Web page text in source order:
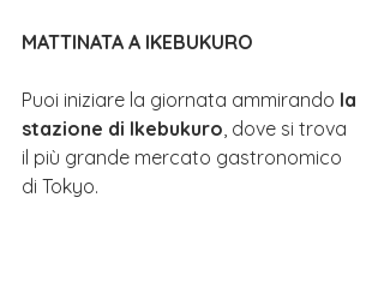
MATTINATA A IKEBUKURO
Puoi iniziare la giornata ammirando la
stazione di Ikebukuro, dove si trova
il più grande mercato gastronomico
di Tokyo.